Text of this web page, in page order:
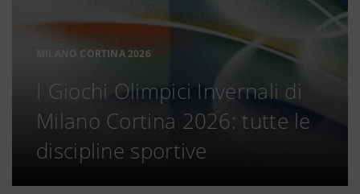
MILANO CORTINA 2026
I Giochi Olimpici Invernali di
Milano Cortina 2026: tutte le
discipline sportive